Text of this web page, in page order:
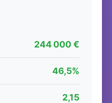
244 000 €
46,5%
2,15